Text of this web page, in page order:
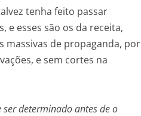
tenha feito passar
e esses são os da receita,
massivas de propaganda, por
e sem cortes na
determinado antes de o